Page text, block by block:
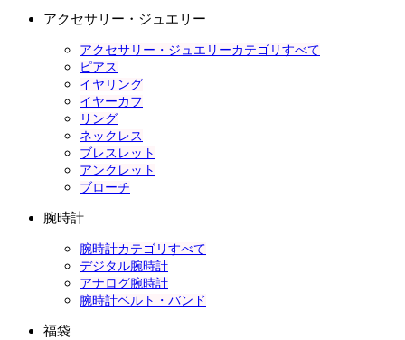
アクセサリー・ジュエリー
アクセサリー・ジュエリーカテゴリすべて
ピアス
イヤリング
イヤーカフ
リング
ネックレス
ブレスレット
アンクレット
ブローチ
腕時計
腕時計カテゴリすべて
デジタル腕時計
アナログ腕時計
腕時計ベルト・バンド
福袋